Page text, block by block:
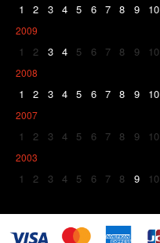
1 2 3 4 5 6 7 8 9 10
2009
1 2 3 4 5 6 7 8 9 10
2008
1 2 3 4 5 6 7 8 9 10
2007
1 2 3 4 5 6 7 8 9 10
2003
1 2 3 4 5 6 7 8 9 10